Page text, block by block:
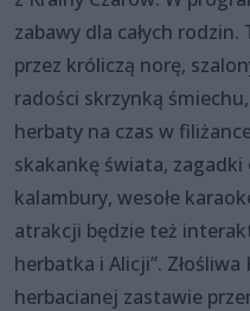
zabawy dla całych
przez króliczą norę,
radości skrzynką
herbaty na czas w
skakankę świata, zagadki
kalambury, wesołe
atrakcji będzie też
herbatka i Alicji”.
herbacianej zastawie